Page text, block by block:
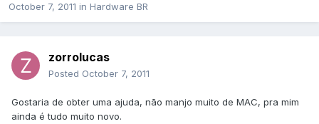
October 7, 2011 in Hardware BR
zorrolucas
Posted October 7, 2011
Gostaria de obter uma ajuda, não manjo muito de MAC, pra mim
ainda é tudo muito novo.